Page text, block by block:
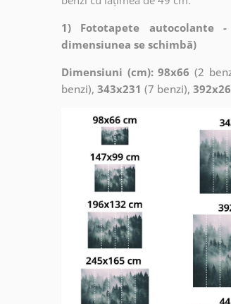
1) Fototapete autocolante
dimensiunea se schimbă)
Dimensiuni (cm): 98x66 (2
benzi), 343x231 (7 benzi),